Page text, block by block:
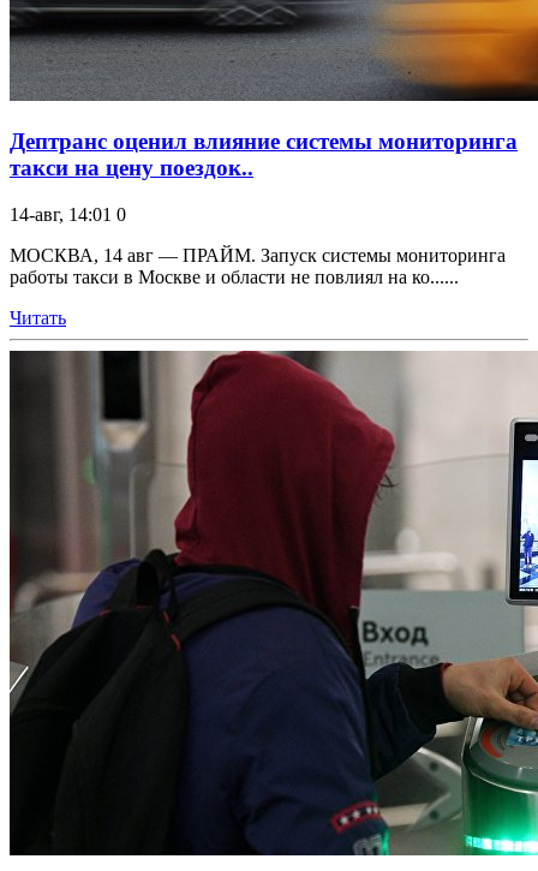
Дептранс оценил влияние системы мониторинга
такси на цену поездок..
14-авг, 14:01 0
МОСКВА, 14 авг — ПРАЙМ. Запуск системы мониторинга
работы такси в Москве и области не повлиял на ко......
Читать